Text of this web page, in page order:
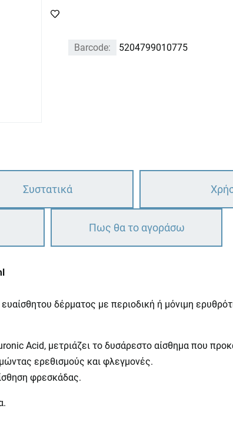
Barcode: 5204799010775
Συστατικά
Πως θα το αγοράσω
δέρματος με περιοδική ή μόνιμη
Acid, μετριάζει το δυσάρεστο αίσθημα που
ερεθισμούς και φλεγμονές.
φρεσκάδας.